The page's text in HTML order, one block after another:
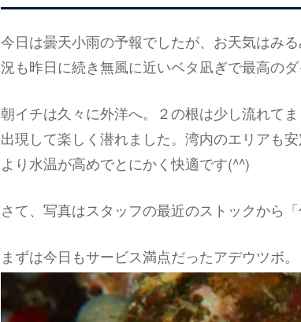
今日は曇天小雨の予報でしたが、お天気はみ
況も昨日に続き無風に近いベタ凪ぎで最高のダ
朝イチは久々に外洋へ。２の根は少し流れて
出現して楽しく潜れました。湾内のエリアも
より水温が高めでとにかく快適です(^^)
さて、写真はスタッフの最近のストックから「
まずは今日もサービス満点だったアデウツボ